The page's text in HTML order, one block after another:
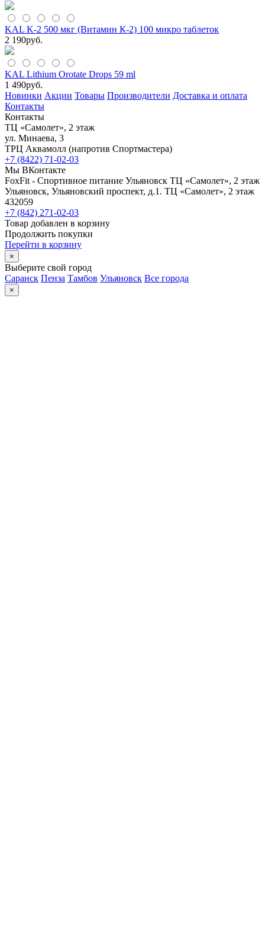
KAL K-2 500 мкг (Витамин К-2) 100 микро таблеток
2 190руб.
KAL Lithium Orotate Drops 59 ml
1 490руб.
Новинки Акции Товары Производители Доставка и оплата
Контакты
Контакты
ТЦ «Самолет», 2 этаж
ул. Минаева, 3
ТРЦ Аквамолл (напротив Спортмастера)
+7 (8422) 71-02-03
Мы ВКонтакте
FoxFit - Спортивное питание Ульяновск ТЦ «Самолет», 2 этаж
Ульяновск, Ульяновский проспект, д.1. ТЦ «Самолет», 2 этаж
432059
+7 (842) 271-02-03
Товар добавлен в корзину
Продолжить покупки
Перейти в корзину
×
Выберите свой город
Саранск Пенза Тамбов Ульяновск Все города
×